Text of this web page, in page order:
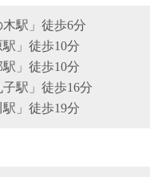
駅」徒歩6分
」徒歩10分
」徒歩10分
駅」徒歩16分
」徒歩19分